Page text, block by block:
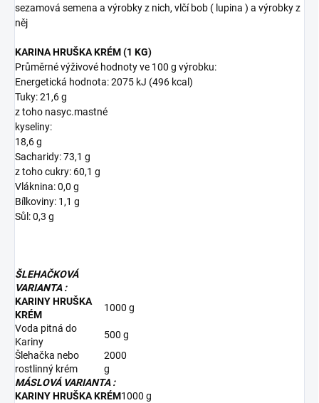
sezamová semena a výrobky z nich, vlčí bob ( lupina ) a výrobky z
něj
KARINA HRUŠKA KRÉM (1 KG)
Průměrné výživové hodnoty ve 100 g výrobku:
Energetická hodnota: 2075 kJ (496 kcal)
Tuky: 21,6 g
z toho nasyc.mastné
kyseliny:
18,6 g
Sacharidy: 73,1 g
z toho cukry: 60,1 g
Vláknina: 0,0 g
Bílkoviny: 1,1 g
Sůl: 0,3 g
ŠLEHAČKOVÁ
VARIANTA :
KARINY HRUŠKA
KRÉM
1000 g
Voda pitná do
Kariny
500 g
Šlehačka nebo
rostlinný krém
2000
g
MÁSLOVÁ VARIANTA :
KARINY HRUŠKA KRÉM1000 g